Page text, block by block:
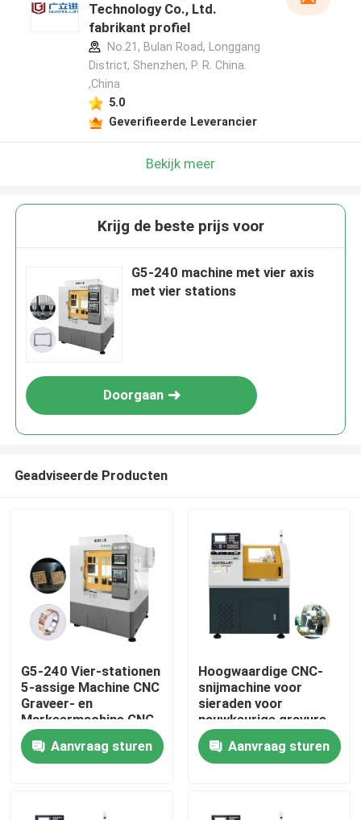
Huis
Technology Co., Ltd.
fabrikant profiel
No.21, Bulan Road, Longgang
District, Shenzhen, P. R. China.
,China
5.0
Geverifieerde Leverancier
Bekijk meer
Krijg de beste prijs voor
G5-240 machine met vier axis
met vier stations
Doorgaan
Geadviseerde Producten
G5-240 Vier-stationen
5-assige Machine CNC
Graveer- en
Markeermachine CNC
Gouden Sieraden 5-
assige CNC
Tandheelkundige
Aanvraag sturen
Hoogwaardige CNC-
snijmachine voor
sieraden voor
nauwkeurige gravure
Aanvraag sturen